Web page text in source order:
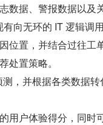
数据、警报数据以及
向无环的 IT 逻辑调
位置，并结合过往工
处置策略。
，并根据各类数据转
用户体验得分，同时